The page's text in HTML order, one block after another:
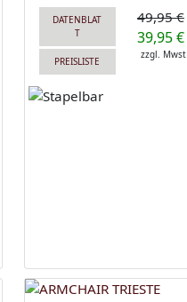
DATENBLAT
T
PREISLISTE
49,95 €
39,95 €
zzgl. Mwst